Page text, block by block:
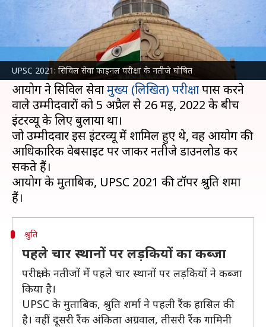
UPSC 2021: सिविल सेवा फाइनल परीक्षा के नतीजे घोषित
संघ लोक सेवा आयोग (UPSC) ने सोमवार यानि 30 मई
को सिविल सेवा फाइनल परीक्षा 2021 के नतीजे घोषित
कर दिए।
आयोग ने सिविल सेवामुख्य (लिखित) परीक्षापास करने
वाले उम्मीदवारों को 5 अप्रैल से 26 मई, 2022 के बीच
इंटरव्यू के लिए बुलाया था।
जो उम्मीदवार इस इंटरव्यू में शामिल हुए थे, वह आयोग की
आधिकारिक वेबसाइट पर जाकर नतीजे डाउनलोड कर
सकते हैं।
आयोग के मुताबिक, UPSC 2021 की टॉपर श्रुति शर्मा
श्रुति
पहले चार स्थानों पर लड़कियों का कब्जा
परीक्षा के नतीजों में पहले चार स्थानों पर लड़कियों ने कब्जा
किया है।
UPSC के मुताबिक, श्रुति शर्मा ने पहली रैंक हासिल की
है। वहीं दूसरी रैंक अंकिता अग्रवाल, तीसरी रैंक गामिनी